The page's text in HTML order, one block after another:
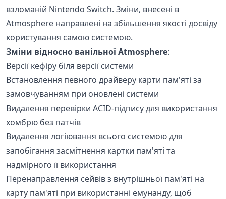
взломаній Nintendo Switch. Зміни, внесені в
Atmosphere направлені на збільшення якості досвіду
користування самою системою.
Зміни відносно ванільної Atmosphere:
Версії кефіру біля версії системи
Встановлення певного драйверу карти пам'яті за
замовчуванням при оновлені системи
Видалення перевірки ACID-підпису для використання
хомбрю без патчів
Видалення логіювання всього системою для
запобігання засмітнення картки пам'яті та
надмірного її використання
Перенаправлення сейвів з внутрішньої пам'яті на
карту пам'яті при використанні емунанду, щоб